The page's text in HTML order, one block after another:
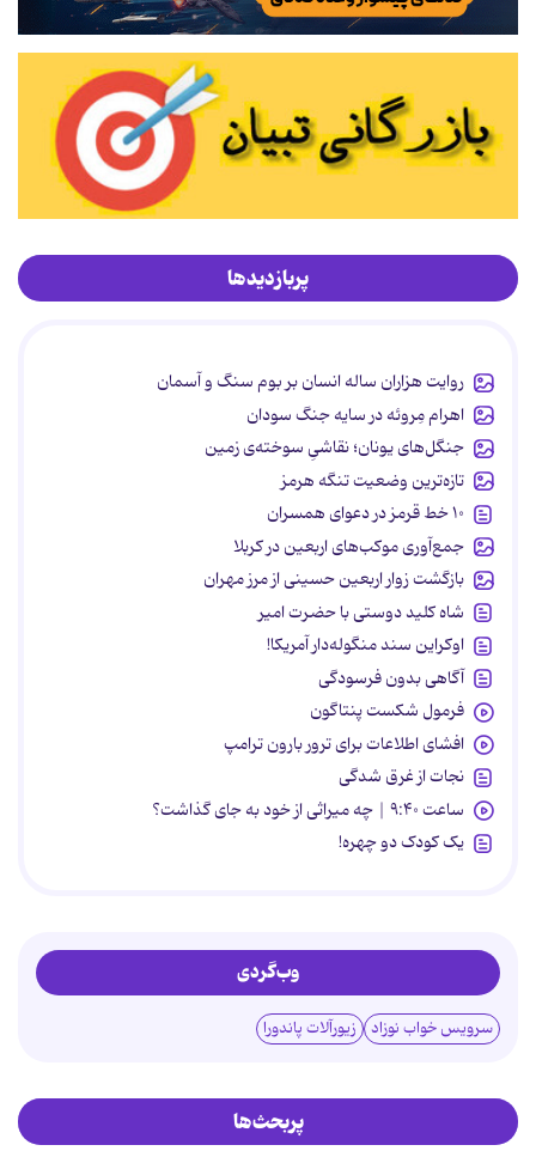
پربازدیدها
روایت هزاران ساله انسان بر بوم سنگ و آسمان
اهرام مِروئه در سایه جنگ سودان
جنگل‌های یونان؛ نقاشیِ سوخته‌ی زمین
تازه‌ترین وضعیت تنگه هرمز
۱۰ خط قرمز در دعوای همسران
جمع‌آوری موکب‌های اربعین در کربلا
بازگشت زوار اربعین حسینی از مرز مهران
شاه کلید دوستی با حضرت امیر
اوکراین سند منگوله‌دار آمریکا!
آگاهی بدون فرسودگی
فرمول شکست پنتاگون
افشای اطلاعات برای ترور بارون ترامپ
نجات از غرق شدگی
ساعت ۹:۴۰ | چه میراثی از خود به جای گذاشت؟
یک کودک دو چهره!
وب‌گردی
سرویس خواب نوزاد زیورآلات پاندورا
پربحث‌ها